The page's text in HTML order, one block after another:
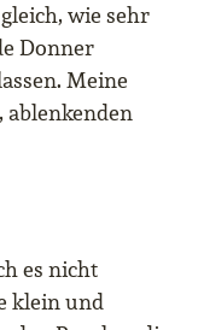
wie sehr
Donner
Meine
ablenkenden
es nicht
klein und